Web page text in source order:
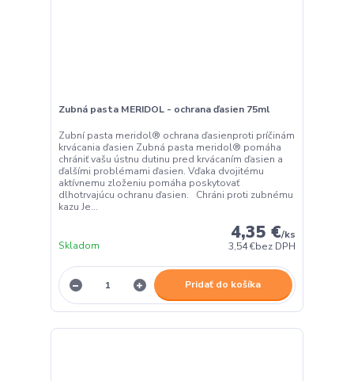
Zubná pasta MERIDOL - ochrana ďasien 75ml
Zubní pasta meridol® ochrana ďasienproti príčinám
krvácania ďasien Zubná pasta meridol® pomáha
chrániť vašu ústnu dutinu pred krvácaním ďasien a
ďalšími problémami ďasien. Vďaka dvojitému
aktívnemu zloženiu pomáha poskytovať
dlhotrvajúcu ochranu ďasien. Chráni proti zubnému
kazu Je...
4,35 €/ks
3,54 €bez DPH
Skladom
Pridať do košíka